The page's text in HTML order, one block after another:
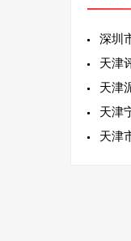
深圳
天津
天津
天津
天津